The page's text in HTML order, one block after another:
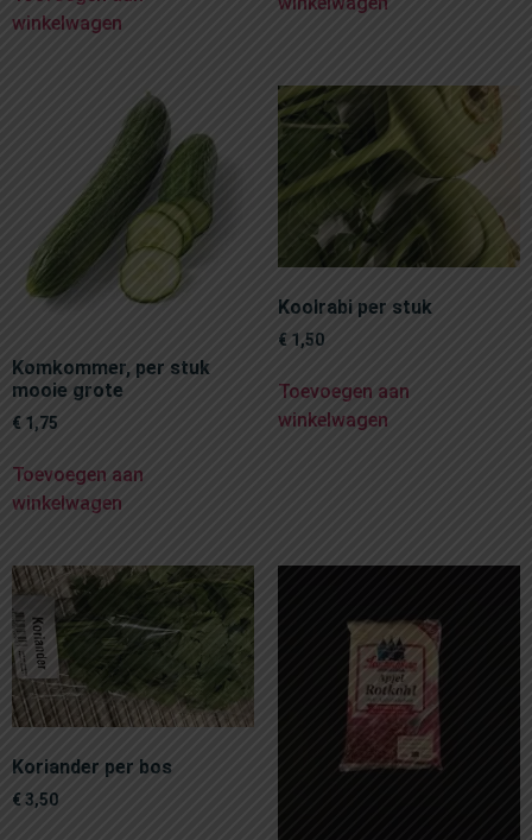
winkelwagen
Komkommer, per stuk
mooie grote
€ 1,75
Toevoegen aan
winkelwagen
Koolrabi per stuk
€ 1,50
Toevoegen aan
winkelwagen
Koriander per bos
€3,50